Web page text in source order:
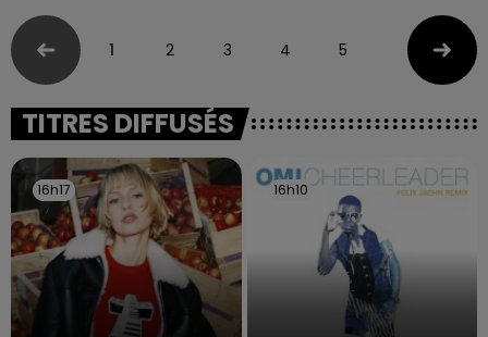
1 2 3 4 5
TITRES DIFFUSÉS
16h17
16h17 16h10
16h10